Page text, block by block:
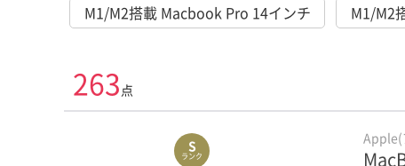
M1/M2搭載 Macbook Pro 14インチ
M1/M2
263 点
S
ランク
Apple(